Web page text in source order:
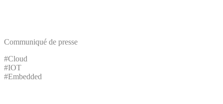
Communiqué de presse
#Cloud
#IOT
#Embedded